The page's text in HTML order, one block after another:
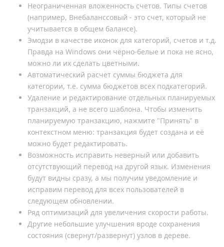
Неограниченная вложенность счетов. Типы счетов
(например, Внебаланссовый - это счет, который не
учитывается в общем балансе).
Эмодзи в качестве иконок для категорий, счетов и т.д.
Правда на Windows они чёрно-белые и пока не ясно,
можно ли их сделать цветными.
Автоматический расчет суммы бюджета для
категории, т.е. сумма бюджетов всех подкатегорий.
Удаление и редактирование отдельных планируемых
транзакций, а не всего шаблона. Чтобы изменить
планируемую транзакцию, нажмите "Принять" в
контекстном меню: транзакция будет создана и её
можно будет редактировать.
Возможность исправить неверный или добавить
отсутствующий перевод на другой язык. Изменения
будут видны сразу, а мы получим уведомление и
исправим перевод для всех пользователей в
следующем обновлении.
Ряд оптимизаций для увеличения скорости работы.
Другие небольшие улучшения вроде сохранения
состояния (свернут/развернут) узлов в дереве.